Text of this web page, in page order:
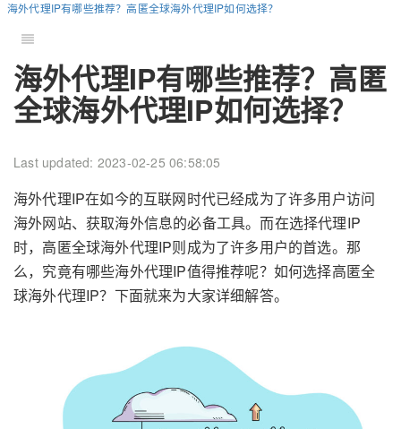
海外代理IP有哪些推荐？高匿全球海外代理IP如何选择？
海外代理IP有哪些推荐？高匿
全球海外代理IP如何选择？
Last updated: 2023-02-25 06:58:05
海外代理IP在如今的互联网时代已经成为了许多用户访问
海外网站、获取海外信息的必备工具。而在选择代理IP
时，高匿全球海外代理IP则成为了许多用户的首选。那
么，究竟有哪些海外代理IP值得推荐呢？如何选择高匿全
球海外代理IP？下面就来为大家详细解答。